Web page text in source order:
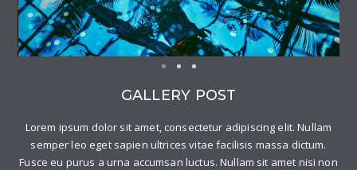
GALLERY POST
Lorem ipsum dolor sit amet, consectetur adipiscing elit. Nullam
semper leo eget sapien ultrices vitae facilisis massa dictum.
Fusce eu purus a urna accumsan luctus. Nullam sit amet nisi non